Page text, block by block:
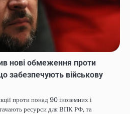
нові обмеження проти
забезпечують військову
проти понад 90 іноземних і
ресурси для ВПК РФ, та